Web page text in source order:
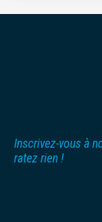
Inscrivez-vous à
ratez rien !